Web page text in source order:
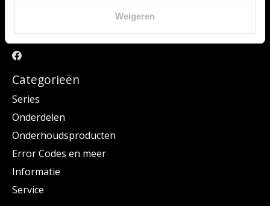
Weigeren
Hier vindt u vele JURA onderdelen voor uw JURA machine. Kies uw
Categorieën
Series
Onderdelen
Onderhoudsproducten
Error Codes en meer
Informatie
Service